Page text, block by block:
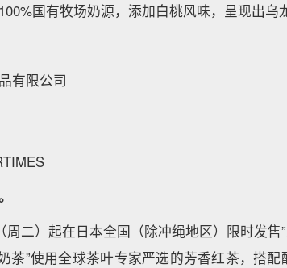
国有牧场奶源，添加白桃风味，呈现出乌
有限公司
周二）起在日本全国（除冲绳地区）限时发
茶”使用全球茶叶专家严选的芳香红茶，搭配